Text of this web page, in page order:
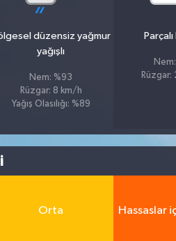
düzensiz yağmur
yağışlı
Nem: %93
Rüzgar: 8 km/h
Yağış Olasılığı: %89
Orta Hassaslar